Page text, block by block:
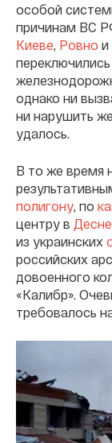
особой
причинам ВС
Киеве Ровно и
однако ни
ни нарушить
удалось.
В то же время
полигону , по
центру в Десне
из украинских
российских
довоенного
«Калибр».
требовалось